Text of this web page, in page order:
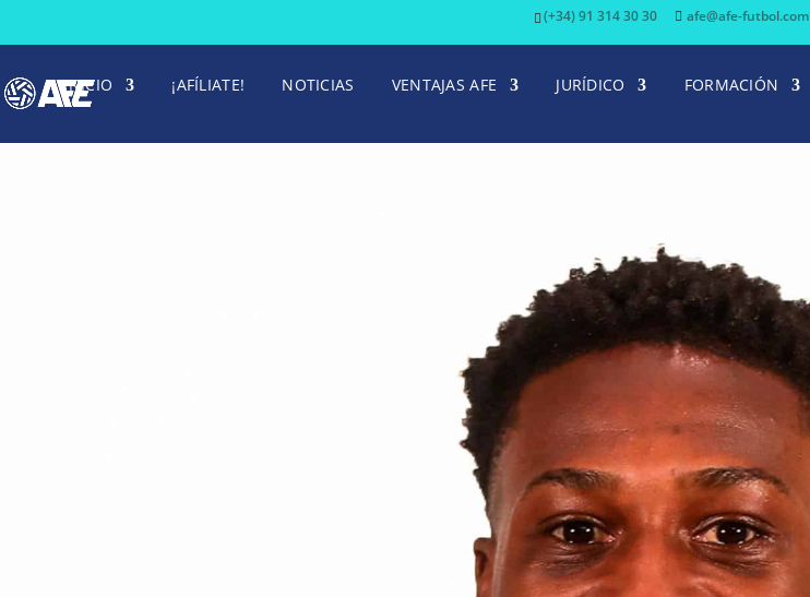
(+34) 91 314 30 30 afe@afe-futbol.com
INICIO ¡AFÍLIATE! NOTICIAS VENTAJAS AFE JURÍDICO FORMACIÓN